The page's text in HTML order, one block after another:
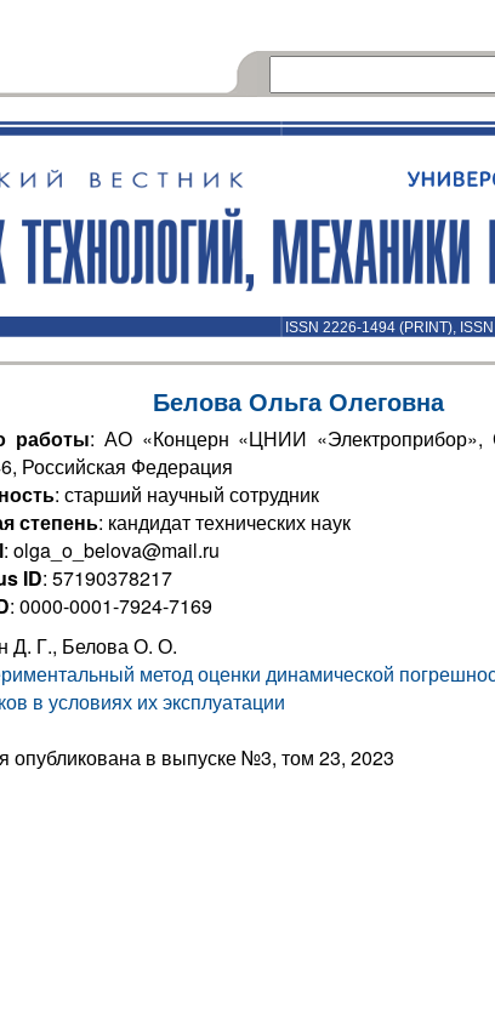
ISSN 2226-1494 (PRINT),
Белова Ольга Олеговна
работы: АО «Концерн «ЦНИИ «Электроприбор»,
Российская Федерация
: старший научный сотрудник
степень: кандидат технических наук
: olga_o_belova@mail.ru
ID: 57190378217
: 0000-0001-7924-7169
Д. Г., Белова О. О.
метод оценки динамической
в условиях их эксплуатации
опубликована в выпуске №3, том 23, 2023